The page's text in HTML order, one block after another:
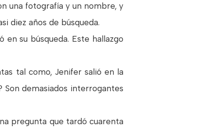
una fotografía y un nombre, y
diez años de búsqueda.
su búsqueda. Este hallazgo
tal como, Jenifer salió en la
Son demasiados interrogantes
pregunta que tardó cuarenta